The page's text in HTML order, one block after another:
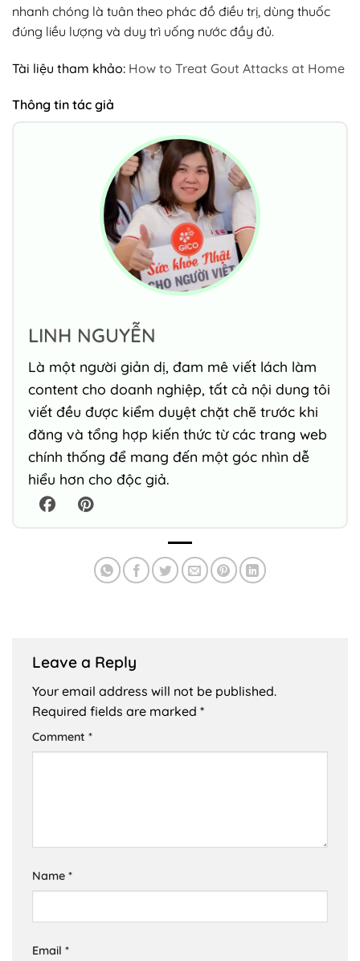
nhanh chóng là tuân theo phác đồ điều trị, dùng thuốc
đúng liều lượng và duy trì uống nước đầy đủ.
Tài liệu tham khảo: How to Treat Gout Attacks at Home
Thông tin tác giả
LINH NGUYỄN
Là một người giản dị, đam mê viết lách làm
content cho doanh nghiệp, tất cả nội dung tôi
viết đều được kiểm duyệt chặt chẽ trước khi
đăng và tổng hợp kiến thức từ các trang web
chính thống để mang đến một góc nhìn dễ
hiểu hơn cho độc giả.
Leave a Reply
Your email address will not be published.
Required fields are marked *
Comment *
Name *
Email *